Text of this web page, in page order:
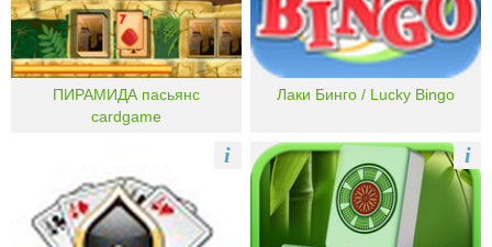
ПИРАМИДА пасьянс
cardgame
Лаки Бинго / Lucky Bingo
i i